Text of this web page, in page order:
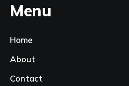
Menu
Home
About
Contact